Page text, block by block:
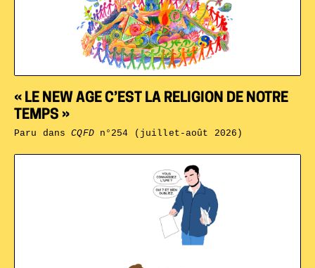
« LE NEW AGE C’EST LA RELIGION DE NOTRE
TEMPS »
Paru dansCQFDn°254 (juillet-août 2026)